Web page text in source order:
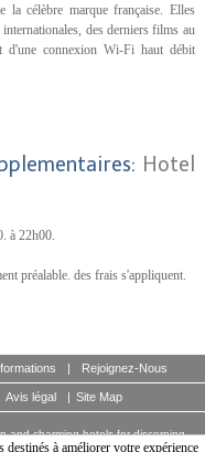
la célèbre marque française. Elles
des derniers films au
d'une connexion Wi-Fi haut débit
Hotel
à 22h00.
préalable. des frais s'appliquent.
| Rejoignez-Nous
Avis légal | Site Map
and charming hotels for discerning
à améliorer votre expérience